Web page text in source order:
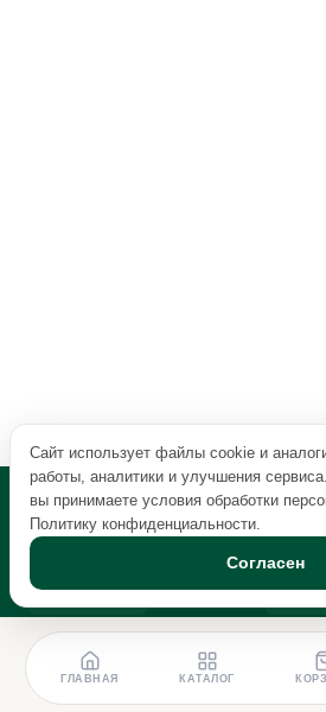
ГЛАВНАЯ КАТАЛОГ
Сайт использует файлы cookie и
работы, аналитики и улучшения
вы принимаете условия обработки
Политику конфиденциальности.
Согласен